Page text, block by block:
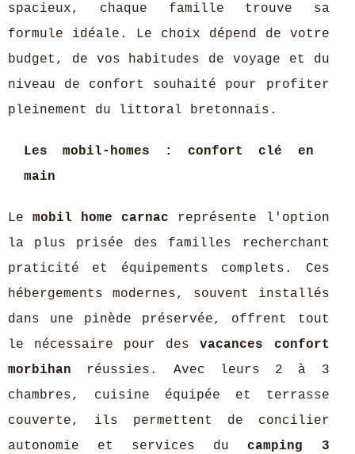
spacieux, chaque famille trouve sa
formule idéale. Le choix dépend de votre
budget, de vos habitudes de voyage et du
niveau de confort souhaité pour profiter
pleinement du littoral bretonnais.
Les mobil-homes : confort clé en
main
Lemobil home carnac représente l'option
la plus prisée des familles recherchant
praticité et équipements complets. Ces
hébergements modernes, souvent installés
dans une pinède préservée, offrent tout
le nécessaire pour desvacances confort
morbihan réussies. Avec leurs 2 à 3
chambres, cuisine équipée et terrasse
couverte, ils permettent de concilier
autonomie et services ducamping 3